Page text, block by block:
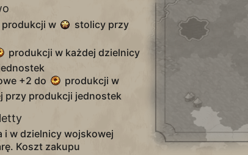
produkcji w
stolicy przy
produkcji w każdej dzielnicy
+2 do
produkcji w
przy produkcji jednostek
i w dzielnicy wojskowej
Koszt zakupu